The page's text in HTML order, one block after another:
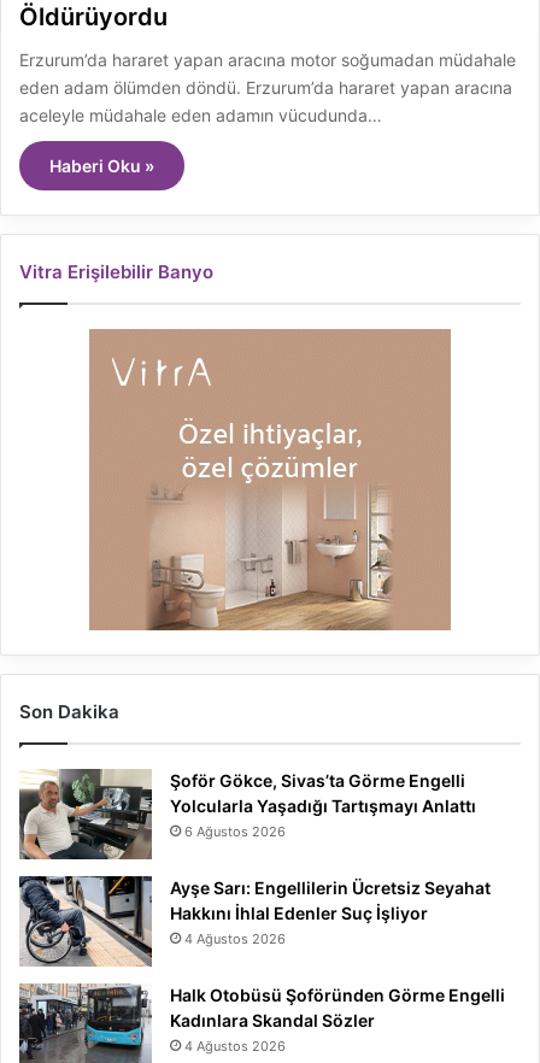
Öldürüyordu
Erzurum’da hararet yapan aracına motor soğumadan müdahale
eden adam ölümden döndü. Erzurum’da hararet yapan aracına
aceleyle müdahale eden adamın vücudunda…
Haberi Oku »
Vitra Erişilebilir Banyo
Son Dakika
Şoför Gökce, Sivas’ta Görme Engelli
Yolcularla Yaşadığı Tartışmayı Anlattı
6 Ağustos 2026
Ayşe Sarı: Engellilerin Ücretsiz Seyahat
Hakkını İhlal Edenler Suç İşliyor
4 Ağustos 2026
Halk Otobüsü Şoföründen Görme Engelli
Kadınlara Skandal Sözler
4 Ağustos 2026